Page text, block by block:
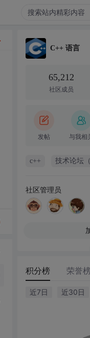
C++ 语言
65,212
社区成员
发帖 与我相
c++ 技术论坛（
社区管理员
积分榜 荣誉榜
近7日 近30日